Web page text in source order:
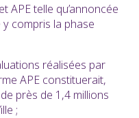
APE telle qu’annoncée
compris la phase
réalisées par
APE constituerait,
près de 1,4 millions
;